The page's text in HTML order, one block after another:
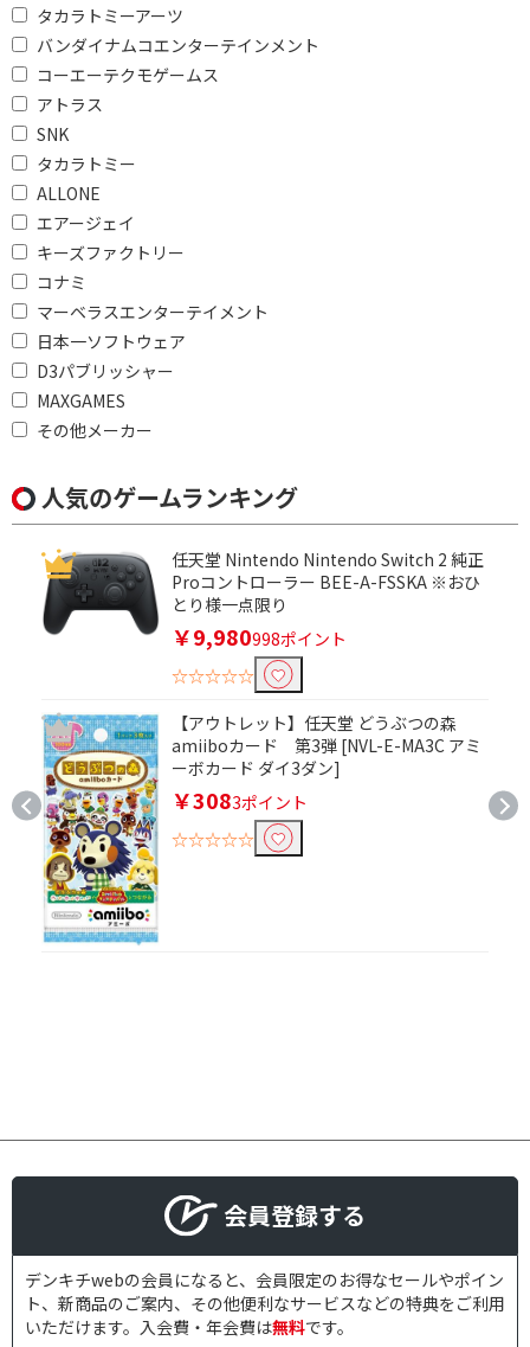
タカラトミーアーツ
バンダイナムコエンターテインメント
コーエーテクモゲームス
アトラス
SNK
タカラトミー
ALLONE
エアージェイ
キーズファクトリー
コナミ
マーベラスエンターテイメント
日本一ソフトウェア
D3パブリッシャー
MAXGAMES
その他メーカー
人気のゲームランキング
任天堂 Nintendo Nintendo Switch 2 純正
Proコントローラー BEE-A-FSSKA ※おひ
とり様一点限り
￥9,980998ポイント
☆☆☆☆☆
【アウトレット】任天堂 どうぶつの森
amiiboカード 第3弾 [NVL-E-MA3C アミ
ーボカード ダイ3ダン]
￥3083ポイント
☆☆☆☆☆
会員登録する
デンキチwebの会員になると、会員限定のお得なセールやポイン
ト、新商品のご案内、その他便利なサービスなどの特典をご利用
いただけます。入会費・年会費は無料です。